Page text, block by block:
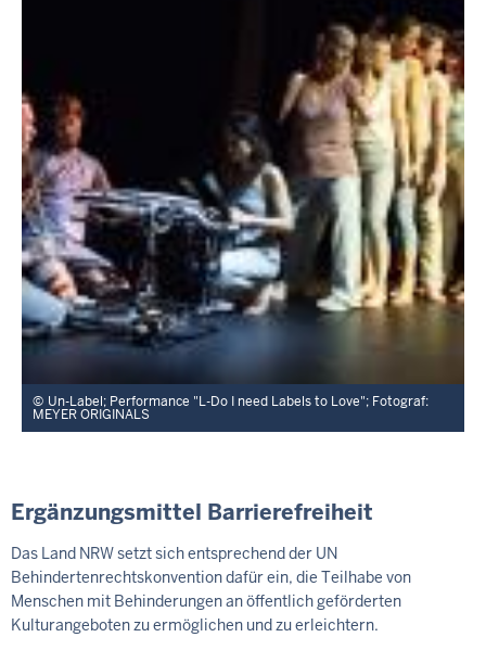
Un-Label; Performance "L-Do I need Labels to Love"; Fotograf:
MEYER ORIGINALS
Ergänzungsmittel Barrierefreiheit
Das Land NRW setzt sich entsprechend der UN
Behindertenrechtskonvention dafür ein, die Teilhabe von
Menschen mit Behinderungen an öffentlich geförderten
Kulturangeboten zu ermöglichen und zu erleichtern.